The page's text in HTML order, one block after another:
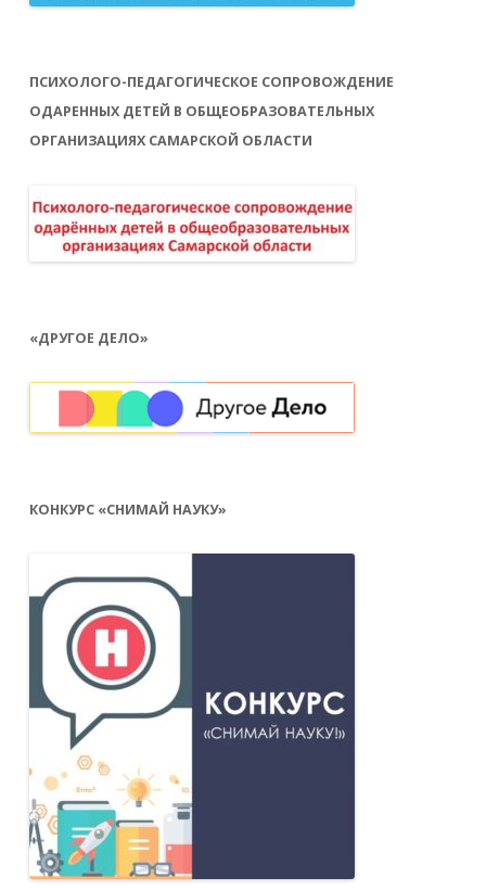
ПСИХОЛОГО-ПЕДАГОГИЧЕСКОЕ СОПРОВОЖДЕНИЕ
ОДАРЕННЫХ ДЕТЕЙ В ОБЩЕОБРАЗОВАТЕЛЬНЫХ
ОРГАНИЗАЦИЯХ САМАРСКОЙ ОБЛАСТИ
«ДРУГОЕ ДЕЛО»
КОНКУРС «СНИМАЙ НАУКУ»